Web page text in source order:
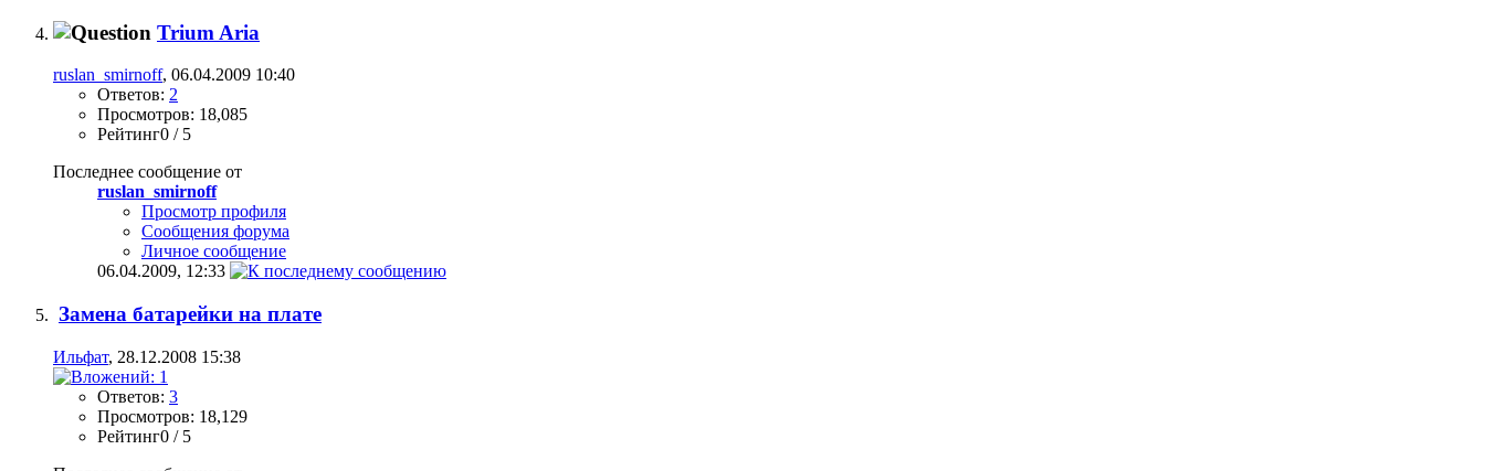
Trium Aria
ruslan_smirnoff, 06.04.2009 10:40
Ответов: 2
Просмотров: 18,085
Рейтинг0 / 5
Последнее сообщение от
ruslan_smirnoff
Просмотр профиля
Сообщения форума
Личное сообщение
06.04.2009, 12:33
Замена батарейки на плате
Ильфат, 28.12.2008 15:38
Ответов: 3
Просмотров: 18,129
Рейтинг0 / 5